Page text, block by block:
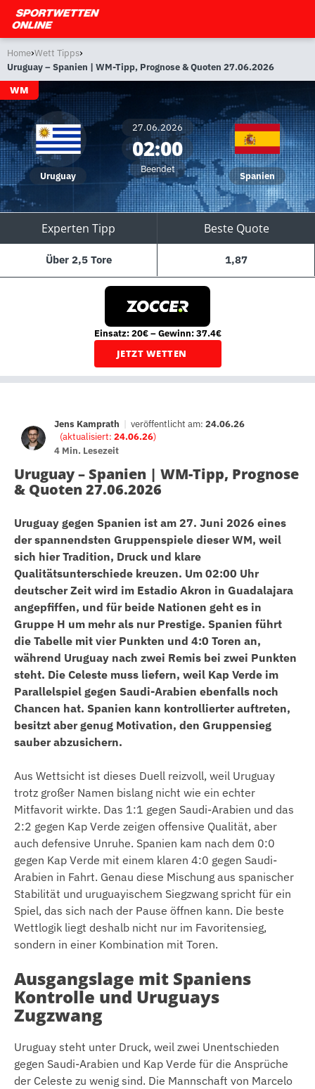
Home›Wett Tipps›
Uruguay – Spanien | WM-Tipp, Prognose & Quoten 27.06.2026
WM
Uruguay
27.06.2026
02:00
Beendet
Spanien
Experten Tipp Beste Quote
Über 2,5 Tore 1,87
Einsatz: 20€ – Gewinn: 37.4€
JETZT WETTEN
Jens Kamprath | veröffentlicht am: 24.06.26
(aktualisiert: 24.06.26)
4 Min. Lesezeit
Uruguay – Spanien | WM-Tipp, Prognose
& Quoten 27.06.2026
Uruguay gegen Spanien ist am 27. Juni 2026 eines
der spannendsten Gruppenspiele dieser WM, weil
sich hier Tradition, Druck und klare
Qualitätsunterschiede kreuzen. Um 02:00 Uhr
deutscher Zeit wird im Estadio Akron in Guadalajara
angepfiffen, und für beide Nationen geht es in
Gruppe H um mehr als nur Prestige. Spanien führt
die Tabelle mit vier Punkten und 4:0 Toren an,
während Uruguay nach zwei Remis bei zwei Punkten
steht. Die Celeste muss liefern, weil Kap Verde im
Parallelspiel gegen Saudi-Arabien ebenfalls noch
Chancen hat. Spanien kann kontrollierter auftreten,
besitzt aber genug Motivation, den Gruppensieg
sauber abzusichern.
Aus Wettsicht ist dieses Duell reizvoll, weil Uruguay
trotz großer Namen bislang nicht wie ein echter
Mitfavorit wirkte. Das 1:1 gegen Saudi-Arabien und das
2:2 gegen Kap Verde zeigen offensive Qualität, aber
auch defensive Unruhe. Spanien kam nach dem 0:0
gegen Kap Verde mit einem klaren 4:0 gegen Saudi-
Arabien in Fahrt. Genau diese Mischung aus spanischer
Stabilität und uruguayischem Siegzwang spricht für ein
Spiel, das sich nach der Pause öffnen kann. Die beste
Wettlogik liegt deshalb nicht nur im Favoritensieg,
sondern in einer Kombination mit Toren.
Ausgangslage mit Spaniens
Kontrolle und Uruguays
Zugzwang
Uruguay steht unter Druck, weil zwei Unentschieden
gegen Saudi-Arabien und Kap Verde für die Ansprüche
der Celeste zu wenig sind. Die Mannschaft von Marcelo